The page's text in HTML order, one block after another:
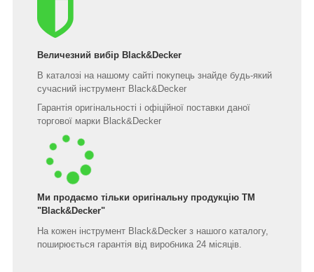
Величезний вибір Black&Decker
В каталозі на нашому сайті покупець знайде будь-який
сучасний інструмент Black&Decker
Гарантія оригінальності і офіційної поставки даної
торгової марки Black&Decker
Ми продаємо тільки оригінальну продукцію ТМ
"Black&Decker"
На кожен інструмент Black&Decker з нашого каталогу,
поширюється гарантія від виробника 24 місяців.